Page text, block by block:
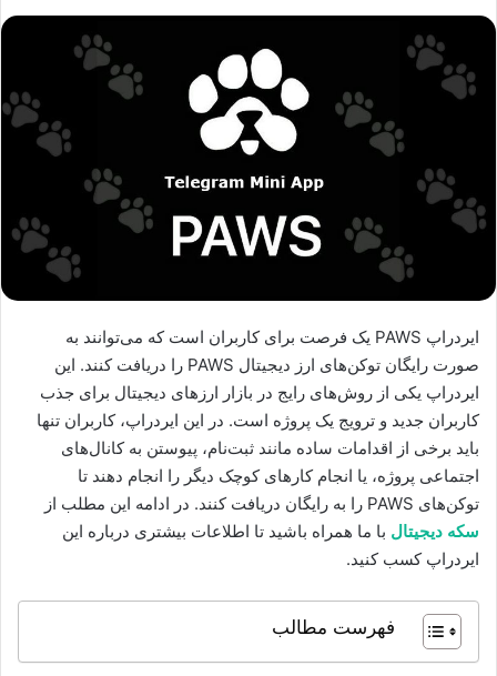
ایردراپ PAWS یک فرصت برای کاربران است که می‌توانند به
صورت رایگان توکن‌های ارز دیجیتال PAWS را دریافت کنند. این
ایردراپ یکی از روش‌های رایج در بازار ارزهای دیجیتال برای جذب
کاربران جدید و ترویج یک پروژه است. در این ایردراپ، کاربران تنها
باید برخی از اقدامات ساده مانند ثبت‌نام، پیوستن به کانال‌های
اجتماعی پروژه، یا انجام کارهای کوچک دیگر را انجام دهند تا
توکن‌های PAWS را به رایگان دریافت کنند. در ادامه این مطلب از
سکه دیجیتال با ما همراه باشید تا اطلاعات بیشتری درباره این
ایردراپ کسب کنید.
فهرست مطالب